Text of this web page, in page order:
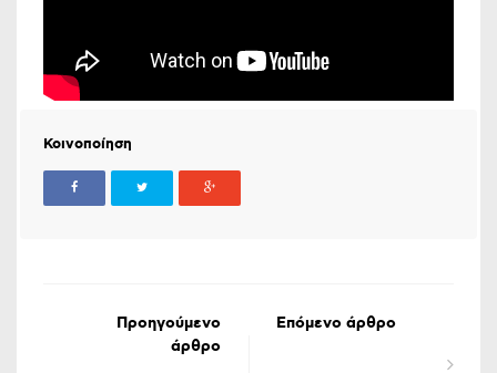
Κοινοποίηση
Προηγούμενο
άρθρο
Επόμενο άρθρο